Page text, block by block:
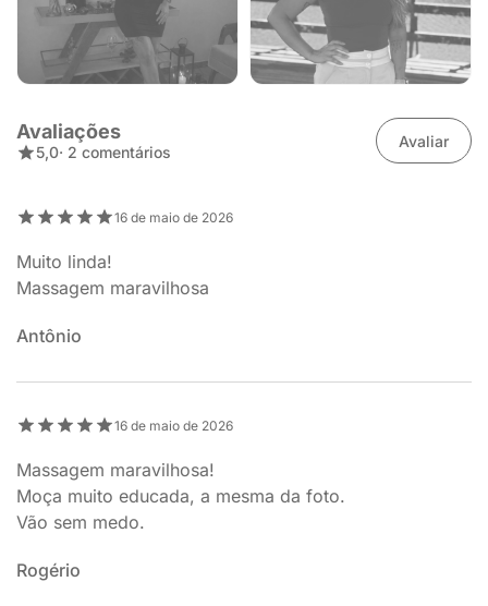
Avaliações
5,0· 2 comentários
Avaliar
16 de maio de 2026
Muito linda!
Massagem maravilhosa
Antônio
16 de maio de 2026
Massagem maravilhosa!
Moça muito educada, a mesma da foto.
Vão sem medo.
Rogério